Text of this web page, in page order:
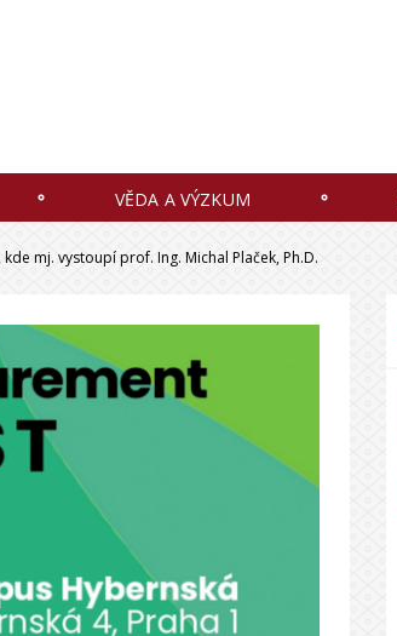
VĚDA A VÝZKUM
mj. vystoupí prof. Ing. Michal Plaček, Ph.D.